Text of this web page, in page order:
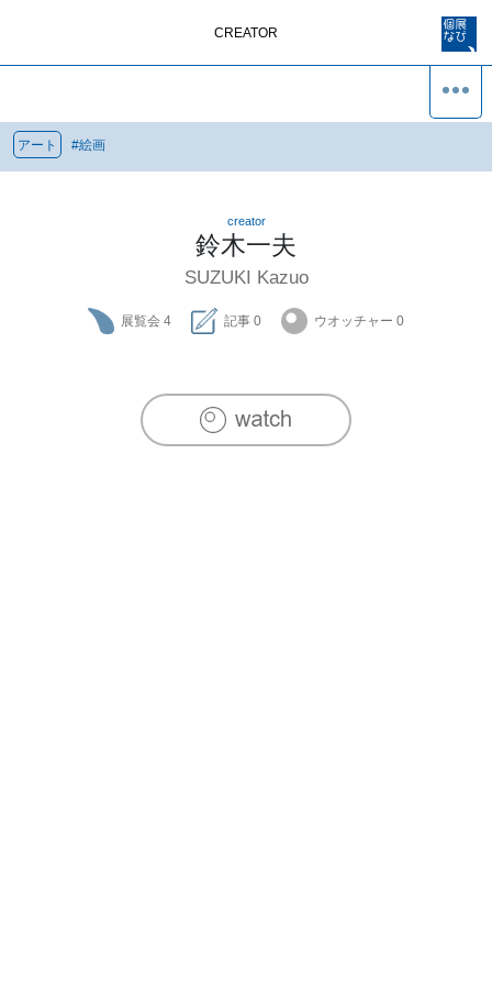
CREATOR
アート #絵画
creator
鈴木一夫
SUZUKI Kazuo
展覧会 4 記事 0 ウオッチャー 0